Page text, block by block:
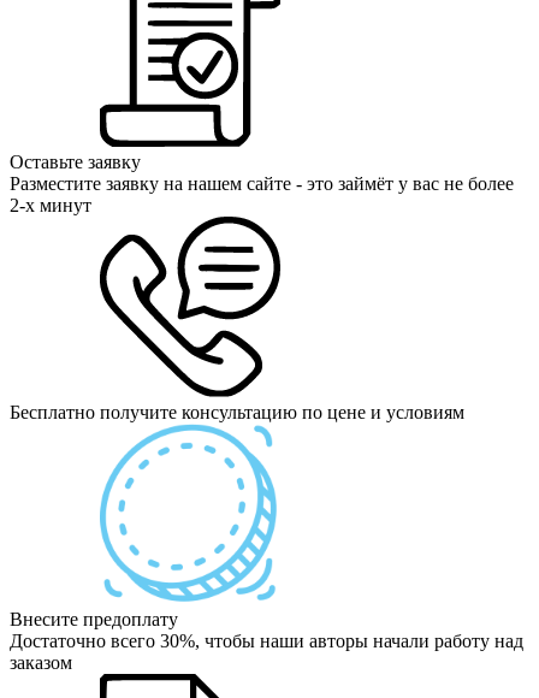
Оставьте заявку
Разместите заявку на нашем сайте - это займёт у вас не более
2-х минут
Бесплатно получите консультацию по цене и условиям
Внесите предоплату
Достаточно всего 30%, чтобы наши авторы начали работу над
заказом